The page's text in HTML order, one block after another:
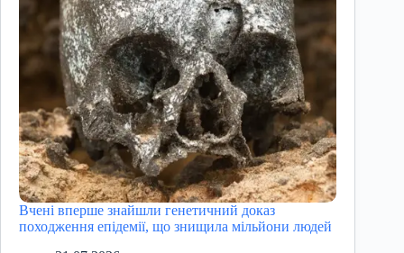
Вчені вперше знайшли генетичний доказ
походження епідемії, що знищила мільйони людей